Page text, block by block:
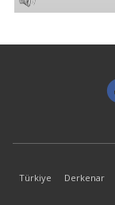
Türkiye Derkenar